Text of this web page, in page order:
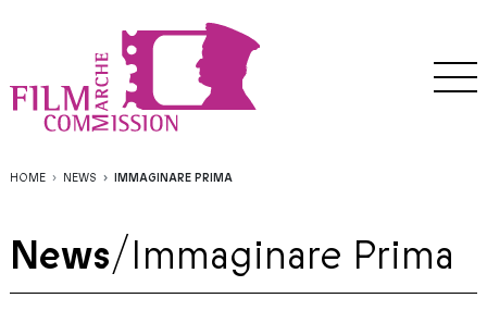
HOME NEWS IMMAGINARE PRIMA
News/Immaginare Prima